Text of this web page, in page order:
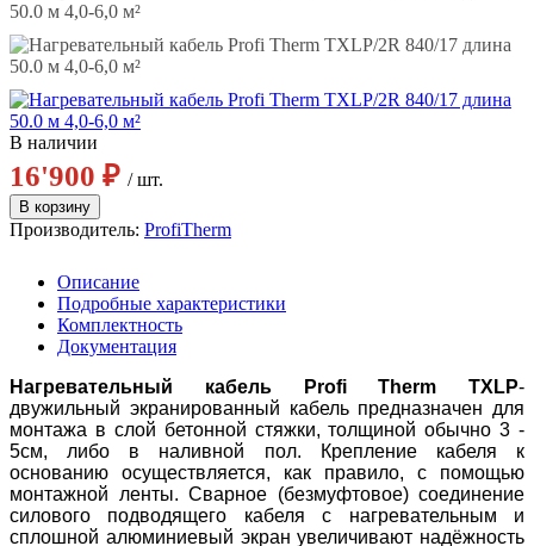
В наличии
16'900 ₽ / шт.
Производитель: ProfiTherm
Описание
Подробные характеристики
Комплектность
Документация
Нагревательный кабель Profi Therm TXLP-
двужильный экранированный кабель предназначен для
монтажа в слой бетонной стяжки, толщиной обычно 3 -
5см, либо в наливной пол. Крепление кабеля к
основанию осуществляется, как правило, с помощью
монтажной ленты. Сварное (безмуфтовое) соединение
силового подводящего кабеля с нагревательным и
сплошной алюминиевый экран увеличивают надёжность